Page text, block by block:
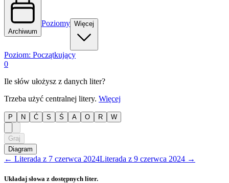
Archiwum
Poziomy Więcej
Poziom: Początkujący
0
Ile słów ułożysz z danych liter?
Trzeba użyć centralnej litery. Więcej
P N Ć S Ś A O R W
Graj
Diagram
← Literada z 7 czerwca 2024Literada z 9 czerwca 2024 →
Układaj słowa z dostępnych liter.